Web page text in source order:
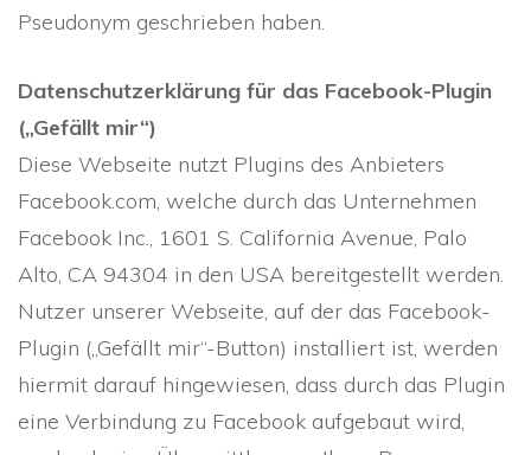
Pseudonym geschrieben haben.
Datenschutzerklärung für das Facebook-Plugin
(„Gefällt mir“)
Diese Webseite nutzt Plugins des Anbieters
Facebook.com, welche durch das Unternehmen
Facebook Inc., 1601 S. California Avenue, Palo
Alto, CA 94304 in den USA bereitgestellt werden.
Nutzer unserer Webseite, auf der das Facebook-
Plugin („Gefällt mir“-Button) installiert ist, werden
hiermit darauf hingewiesen, dass durch das Plugin
eine Verbindung zu Facebook aufgebaut wird,